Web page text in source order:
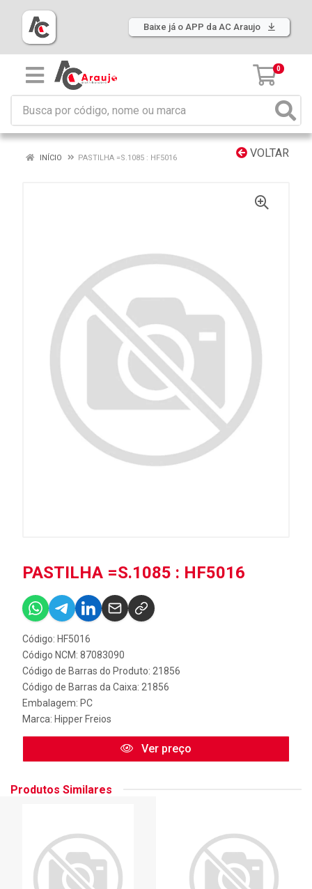
Baixe já o APP da AC Araujo
0
VOLTAR
INÍCIO PASTILHA =S.1085 : HF5016
PASTILHA =S.1085 : HF5016
Código: HF5016
Código NCM: 87083090
Código de Barras do Produto: 21856
Código de Barras da Caixa: 21856
Embalagem: PC
Marca: Hipper Freios
Ver preço
Produtos Similares